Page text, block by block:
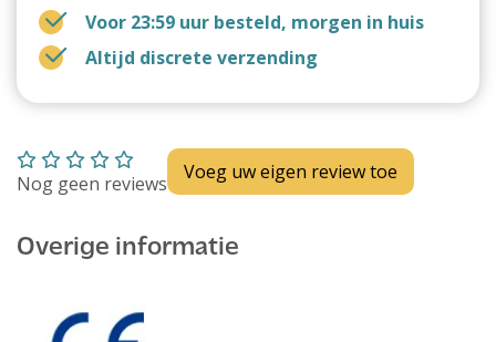
Voor 23:59 uur besteld, morgen in huis
Altijd discrete verzending
Nog geen reviews Voeg uw eigen review toe
Overige informatie